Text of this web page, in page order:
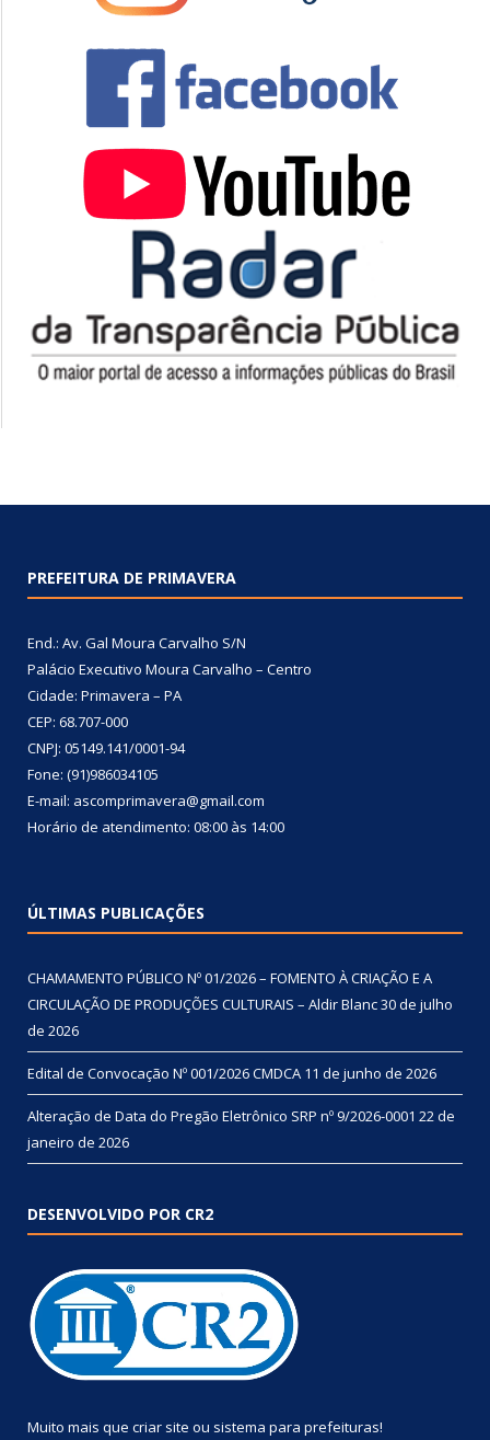
PREFEITURA DE PRIMAVERA
End.: Av. Gal Moura Carvalho S/N
Palácio Executivo Moura Carvalho – Centro
Cidade: Primavera – PA
CEP: 68.707-000
CNPJ: 05149.141/0001-94
Fone: (91)986034105
E-mail: ascomprimavera@gmail.com
Horário de atendimento: 08:00 às 14:00
ÚLTIMAS PUBLICAÇÕES
CHAMAMENTO PÚBLICO Nº 01/2026 – FOMENTO À CRIAÇÃO E A
CIRCULAÇÃO DE PRODUÇÕES CULTURAIS – Aldir Blanc30 de julho
de 2026
Edital de Convocação Nº 001/2026 CMDCA 11 de junho de 2026
Alteração de Data do Pregão Eletrônico SRP nº 9/2026-0001 22 de
janeiro de 2026
DESENVOLVIDO POR CR2
Muito mais que criar site ou sistema para prefeituras!